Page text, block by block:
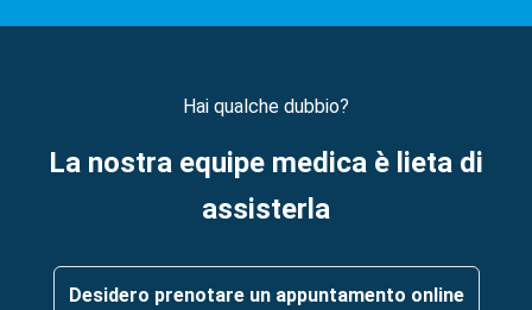
Hai qualche dubbio?
La nostra equipe medica è lieta di
assisterla
Desidero prenotare un appuntamento online